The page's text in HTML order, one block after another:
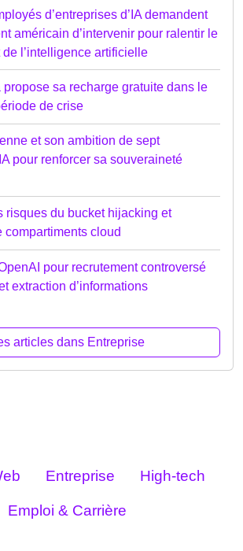
d’entreprises d’IA demandent
américain d’intervenir pour ralentir le
l’intelligence artificielle
propose sa recharge gratuite dans le
de crise
et son ambition de sept
pour renforcer sa souveraineté
risques du bucket hijacking et
compartiments cloud
pour recrutement controversé
extraction d’informations
articles dans Entreprise
Entreprise High-tech
Emploi & Carrière